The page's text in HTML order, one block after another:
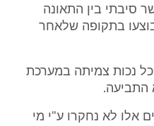
סיבתי בין התאונה
בתקופה שלאחר
נכות צמיתה במערכת
התביעה.
אלו לא נחקרו ע"י מי